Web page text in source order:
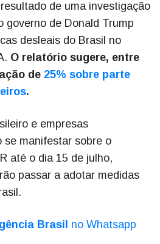
de uma investigação
governo de Donald Trump
desleais do Brasil no
O relatório sugere, entre
de 25% sobre parte
.
e empresas
se manifestar sobre o
até o dia 15 de julho,
passar a adotar medidas
Brasil no Whatsapp